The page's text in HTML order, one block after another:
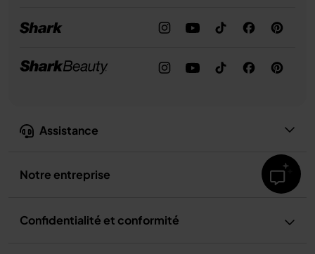
Assistance
Notre entreprise
Confidentialité et conformité